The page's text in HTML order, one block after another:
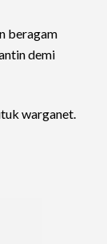
beragam
demi
warganet.